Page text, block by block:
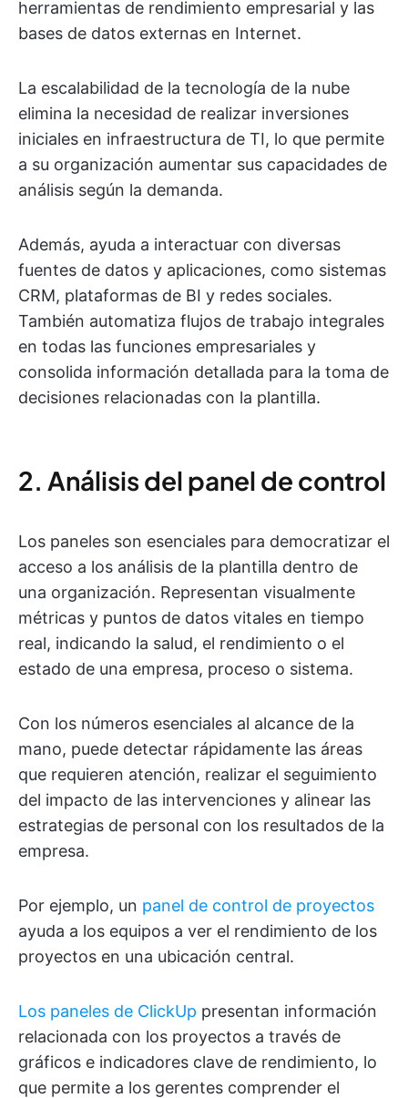
herramientas de rendimiento empresarial y las
bases de datos externas en Internet.
La escalabilidad de la tecnología de la nube
elimina la necesidad de realizar inversiones
iniciales en infraestructura de TI, lo que permite
a su organización aumentar sus capacidades de
análisis según la demanda.
Además, ayuda a interactuar con diversas
fuentes de datos y aplicaciones, como sistemas
CRM, plataformas de BI y redes sociales.
También automatiza flujos de trabajo integrales
en todas las funciones empresariales y
consolida información detallada para la toma de
decisiones relacionadas con la plantilla.
2. Análisis del panel de control
Los paneles son esenciales para democratizar el
acceso a los análisis de la plantilla dentro de
una organización. Representan visualmente
métricas y puntos de datos vitales en tiempo
real, indicando la salud, el rendimiento o el
estado de una empresa, proceso o sistema.
Con los números esenciales al alcance de la
mano, puede detectar rápidamente las áreas
que requieren atención, realizar el seguimiento
del impacto de las intervenciones y alinear las
estrategias de personal con los resultados de la
empresa.
Por ejemplo, un panel de control de proyectos
ayuda a los equipos a ver el rendimiento de los
proyectos en una ubicación central.
Los paneles de ClickUp presentan información
relacionada con los proyectos a través de
gráficos e indicadores clave de rendimiento, lo
que permite a los gerentes comprender el